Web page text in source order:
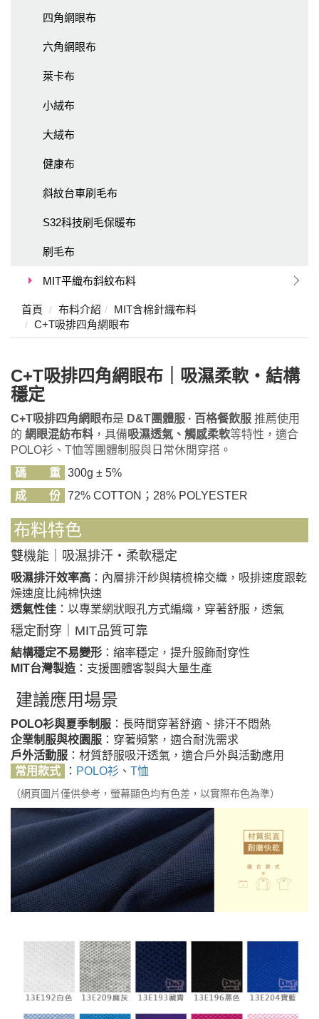
四角網眼布
六角網眼布
萊卡布
小絨布
大絨布
健康布
斜紋台車刷毛布
S32科技刷毛保暖布
刷毛布
MIT平織布斜紋布料
首頁 布料介紹
MIT含棉針織布料
C+T吸排四角網眼布
C+T吸排四角網眼布｜吸濕柔軟・結構
穩定
C+T吸排四角網眼布是 D&T團體服 · 百格餐飲服 推薦使用
的 網眼混紡布料 ，具備吸濕透氣、觸感柔軟等特性，適合
POLO衫、T恤等團體制服與日常休閒穿搭。
碼 重 300g ± 5%
成 份 72% COTTON；28% POLYESTER
布料特色
雙機能｜吸濕排汗・柔軟穩定
吸濕排汗效率高 ：內層排汗紗與精梳棉交織，吸排速度跟乾
燥速度比純棉快速
透氣性佳 ：以專業網狀眼孔方式編織，穿著舒服，透氣
穩定耐穿｜MIT品質可靠
結構穩定不易變形 ：縮率穩定，提升服飾耐穿性
MIT台灣製造 ：支援團體客製與大量生產
建議應用場景
POLO衫與夏季制服 ：長時間穿著舒適、排汗不悶熱
企業制服與校園服 ：穿著頻繁，適合耐洗需求
戶外活動服 ：材質舒服吸汗透氣，適合戶外與活動應用
常用款式
： POLO衫 、 T恤
（網頁圖片僅供參考，螢幕顯色均有色差，以實際布色為準）